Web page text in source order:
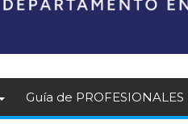
Guía de PROFESIONALES